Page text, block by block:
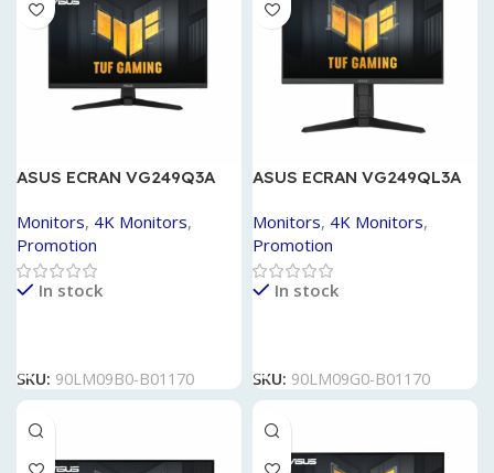
ASUS ECRAN VG249Q3A
Monitors, 4K Monitors,
Promotion
In stock
SKU: 90LM09B0-B01170
ASUS ECRAN VG249QL3A
Monitors, 4K Monitors,
Promotion
In stock
SKU: 90LM09G0-B01170